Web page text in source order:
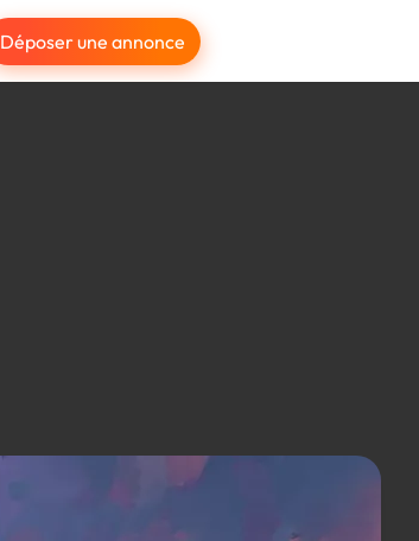
Déposer une annonce